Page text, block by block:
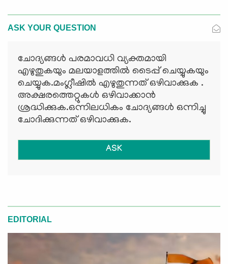
ASK YOUR QUESTION
ചോദ്യങ്ങള്‍ പരമാവധി വ്യക്തമായി
എഴുതുകയും മലയാളത്തില്‍ ടൈപ്പ് ചെയ്യുകയും
ചെയ്യുക.മംഗ്ലീഷില്‍ എഴുതുന്നത് ഒഴിവാക്കുക .
അക്ഷരത്തെറ്റുകള്‍ ഒഴിവാക്കാന്‍
ശ്രദ്ധിക്കുക.ഒന്നിലധികം ചോദ്യങ്ങള്‍ ഒന്നിച്ചു
ചോദിക്കുന്നത് ഒഴിവാക്കുക.
ASK
EDITORIAL